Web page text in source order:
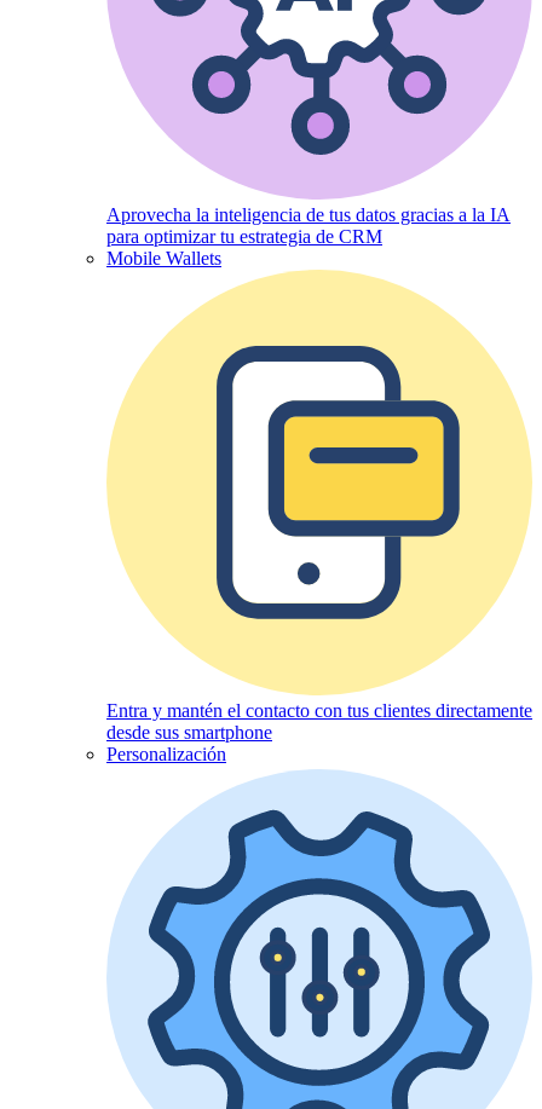
Aprovecha la inteligencia de tus datos gracias a la IA
para optimizar tu estrategia de CRM
Mobile Wallets
Entra y mantén el contacto con tus clientes directamente
desde sus smartphone
Personalización